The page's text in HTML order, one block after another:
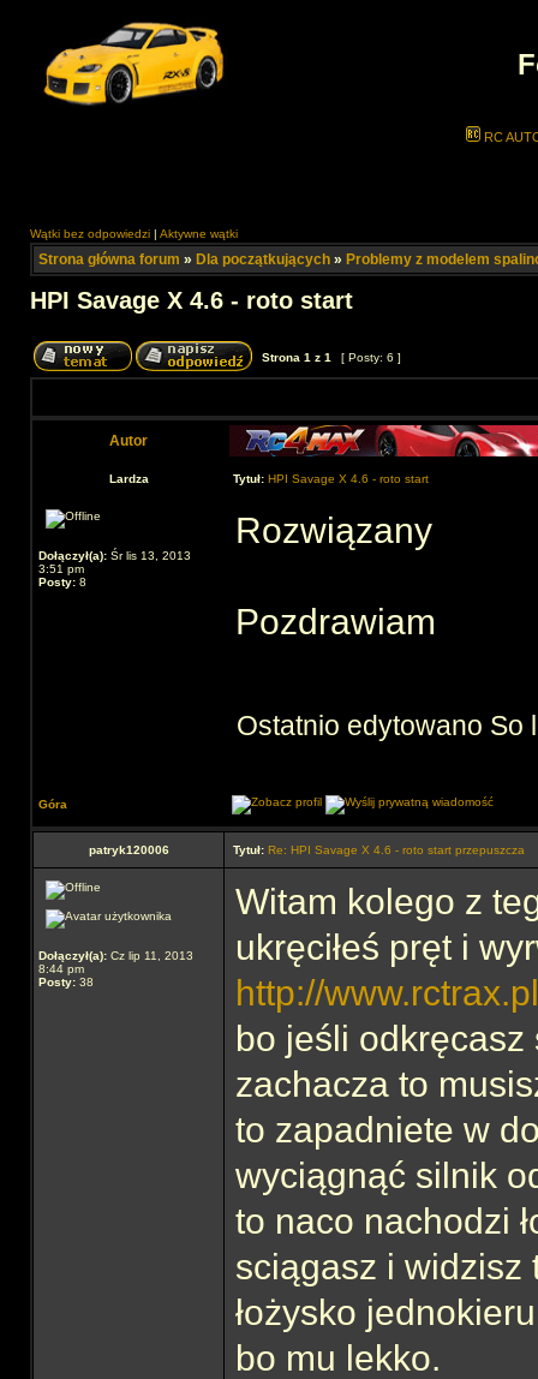
RC
Wątki bez odpowiedzi | Aktywne wątki
Strona główna forum » Dla początkujących » Problemy z modelem
HPI Savage X 4.6 - roto start
Strona 1 z 1 [ Posty: 6 ]
Autor
Lardza Tytuł: HPI Savage X 4.6 - roto start
Dołączył(a): Śr lis 13, 2013
3:51 pm
Posty: 8
Rozwiązany
Pozdrawiam
Ostatnio edytowano
Góra
patryk120006 Tytuł: Re: HPI Savage X 4.6 - roto start przepuszcza
Dołączył(a): Cz lip 11, 2013
8:44 pm
Posty: 38
Witam kolego z
ukręciłeś pręt i
http://
bo jeśli
zachacza to
to zapadniete w
wyciągnąć silnik
to naco nachodzi
sciągasz i widzisz
łożysko
bo mu lekko.